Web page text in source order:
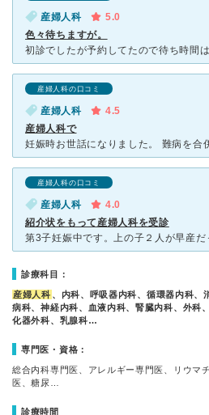
産婦人科
5.0
色々待ちますが。
産婦人科の口コミ
産婦人科
4.5
産婦人科で
産婦人科の口コミ
産婦人科
4.0
紹介状をもって産婦人科を受診
診療科目：
産婦人科 、内科、呼吸器内科、循環器内科、
病科、神経内科、血液内科、腎臓内科、外科
化器外科、乳腺科…
専門医・資格：
総合内科専門医、アレルギー専門医、リウマ
医、糖尿…
診療時間